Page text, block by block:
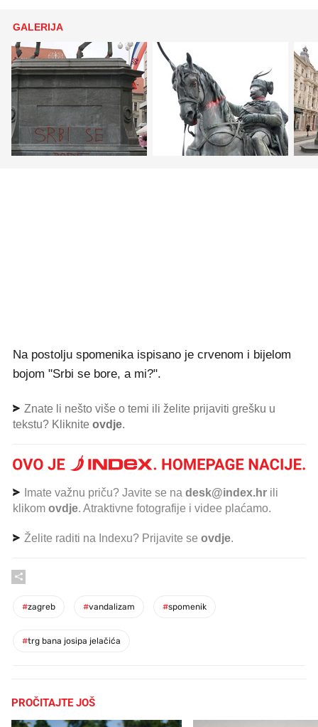
GALERIJA
Na postolju spomenika ispisano je crvenom i bijelom
bojom "Srbi se bore, a mi?".
Znate li nešto više o temi ili želite prijaviti grešku u
tekstu? Kliknite ovdje.
Imate važnu priču? Javite se na desk@index.hr ili
klikom ovdje. Atraktivne fotografije i videe plaćamo.
Želite raditi na Indexu? Prijavite se ovdje.
#zagreb #vandalizam #spomenik
#trg bana josipa jelačića
PROČITAJTE JOŠ